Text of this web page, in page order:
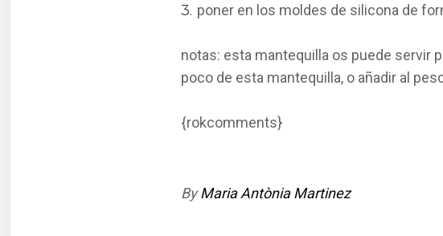
poner en los moldes de silicona de
notas: esta mantequilla os puede servir
poco de esta mantequilla, o añadir al
{rokcomments}
ByMaria Antònia Martinez